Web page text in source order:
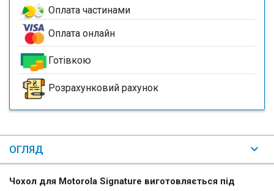
Оплата частинами
Оплата онлайн
Готівкою
Розрахунковий рахунок
ОГЛЯД
Чохол для Motorola Signature виготовляється під